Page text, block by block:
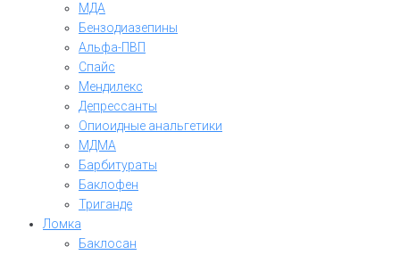
МДА
Бензодиазепины
Альфа-ПВП
Спайс
Мендилекс
Депрессанты
Опиоидные анальгетики
МДМА
Барбитураты
Баклофен
Триганде
Ломка
Баклосан